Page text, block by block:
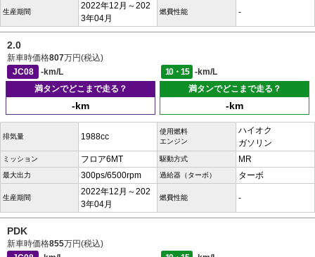
生産期間
2022年12月～202
3年04月
燃費性能 -
2.0
新車時価格807万円(税込)
JC08
-km/L 10・15
-km/L
満タンでどこまで走る？
-km
満タンでどこまで走る？
-km
排気量 1988cc
使用燃料
エンジン
ハイオク
ガソリン
ミッション フロア6MT 駆動方式 MR
最大出力 300ps/6500rpm 過給器（ターボ） ターボ
生産期間
2022年12月～202
3年04月
燃費性能 -
PDK
新車時価格855万円(税込)